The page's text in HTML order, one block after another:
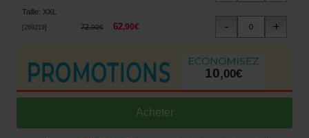
Taille: XXL
269219] 72,90€ 62,90€
10,00€